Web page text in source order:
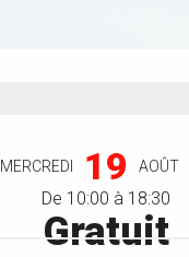
MERCREDI 19 AOÛT
De 10:00 à 18:30
Gratuit